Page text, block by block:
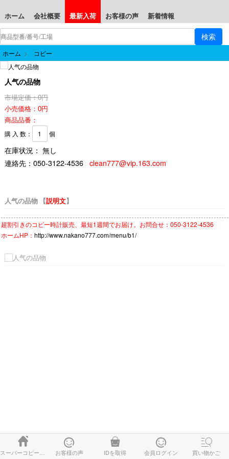
ホーム 会社概要 最新入荷 お客様の声 新着情報
ホーム > コピー
人气の品物
市場定価：0円
小売価格：0円
商品品番：
購 入 数： 個
在庫状況： 無し
連絡先： 050-3122-4536 clean777@vip.163.com
人气の品物 【説明文】
超割引きのコピー時計販売、最短1週間でお届け。お問合せ：050-3122-4536
ホームHP： http://www.nakano777.com/menu/b1/
 
お客様の声

IDを取得

会員ログイン

買い物かご